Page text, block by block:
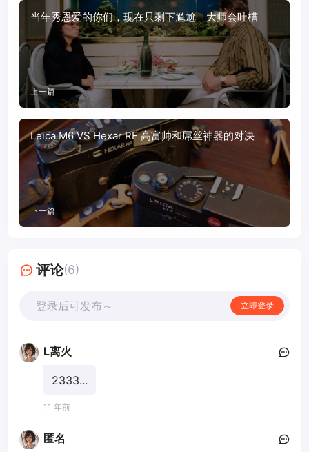
当年秀恩爱的你们，现在只剩下尴尬｜大师会吐槽
上一篇
Leica M6 VS Hexar RF 高富帅和屌丝神器的对决
下一篇
评论(6)
登录后可发布～ 立即登录
L离火
2333...
11 年前
匿名